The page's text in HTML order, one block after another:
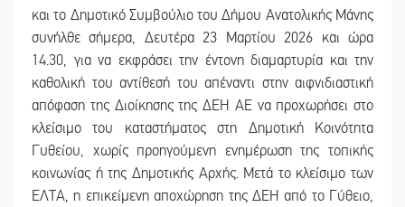
και το Δημοτικό Συμβούλιο του Δήμου Ανατολικής Μάνης
συνήλθε σήμερα, Δευτέρα 23 Μαρτίου 2026 και ώρα
14.30, για να εκφράσει την έντονη διαμαρτυρία και την
καθολική του αντίθεσή του απέναντι στην αιφνιδιαστική
απόφαση της Διοίκησης της ΔΕΗ ΑΕ να προχωρήσει στο
κλείσιμο του καταστήματος στη Δημοτική Κοινότητα
Γυθείου, χωρίς προηγούμενη ενημέρωση της τοπικής
κοινωνίας ή της Δημοτικής Αρχής. Μετά το κλείσιμο των
ΕΛΤΑ, η επικείμενη αποχώρηση της ΔΕΗ από το Γύθειο,